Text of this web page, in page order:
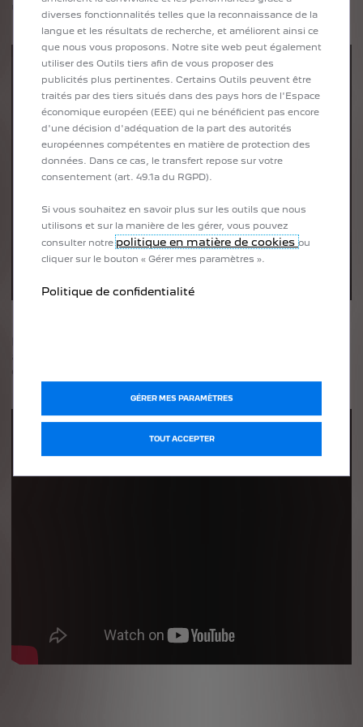
afin de profiter d’une expérience de connectivité fluide et
optimale.
diverses fonctionnalités telles que la reconnaissance de la
langue et les résultats de recherche, et améliorent ainsi ce
que nous vous proposons. Notre site web peut également
utiliser des Outils tiers afin de vous proposer des
publicités plus pertinentes. Certains Outils peuvent être
traités par des tiers situés dans des pays hors de l'Espace
économique européen (EEE) qui ne bénéficient pas encore
d'une décision d'adéquation de la part des autorités
européennes compétentes en matière de protection des
données. Dans ce cas, le transfert repose sur votre
consentement (art. 49.1a du RGPD).
Si vous souhaitez en savoir plus sur les outils que nous
utilisons et sur la manière de les gérer, vous pouvez
consulter notrepolitique en matière de cookies ou
cliquer sur le bouton « Gérer mes paramètres ».
Politique de confidentialité
GÉRER MES PARAMÈTRES
TOUT ACCEPTER